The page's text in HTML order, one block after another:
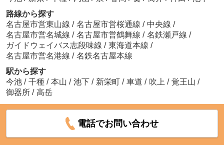
路線から探す
名古屋市営東山線 / 名古屋市営桜通線 / 中央線 /
名古屋市営名城線 / 名古屋市営鶴舞線 / 名鉄瀬戸線 /
ガイドウェイバス志段味線 / 東海道本線 /
名古屋市営名港線 / 名鉄名古屋本線
駅から探す
今池 / 千種 / 本山 / 池下 / 新栄町 / 車道 / 吹上 / 覚王山 /
御器所 / 高岳
電話でお問い合わせ